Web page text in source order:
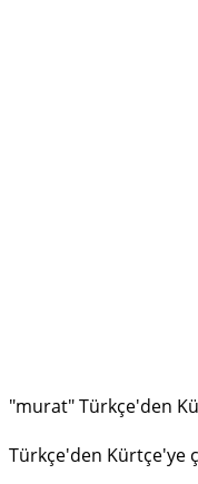
"murat" Türkçe'den
Türkçe'den Kürtçe'ye